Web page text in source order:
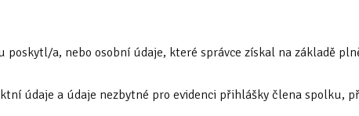
poskytl/a, nebo osobní údaje, které správce získal na základě
údaje a údaje nezbytné pro evidenci přihlášky člena spolku,